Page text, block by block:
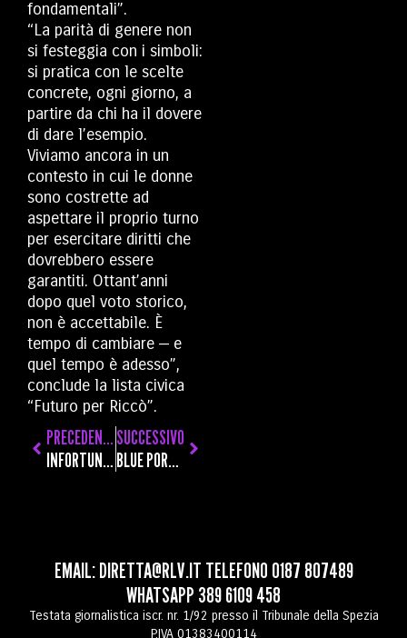
fondamentali”.
“La parità di genere non
si festeggia con i simboli:
si pratica con le scelte
concrete, ogni giorno, a
partire da chi ha il dovere
di dare l’esempio.
Viviamo ancora in un
contesto in cui le donne
sono costrette ad
aspettare il proprio turno
per esercitare diritti che
dovrebbero essere
garantiti. Ottant’anni
dopo quel voto storico,
non è accettabile. È
tempo di cambiare — e
quel tempo è adesso”,
conclude la lista civica
“Futuro per Riccò”.
PRECEDENTE
INFORTUNIO SUL LAVORO A LERICI: DICHIARATA LA MORTE CEREBRALE DELL’IMPRENDITORE
SUCCESSIVO
BLUE PORTS, DLTM PARTNER DEL PROGETTO EUROPEO CHE ACCREDITALE LE COMPETENZE NELL’INNOVAZIONE E NELLA SOSTENIBILITÀ
EMAIL:DIRETTA@RLV.IT TELEFONO 0187 807489
WHATSAPP 389 6109 458
Testata giornalistica iscr. nr. 1/92 presso il Tribunale della Spezia
P.IVA 01383400114